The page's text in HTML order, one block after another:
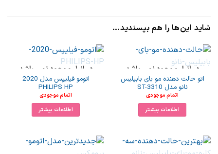
شاید این‌ها را هم بپسندید…
در انبار موجود نمی باشد
اتو حالت دهنده مو بای بابیلیس
نانو مدل ST-3310
اتمام موجودی
اطلاعات بیشتر
در انبار موجود نمی باشد
اتومو فیلیپس مدل 2020
PHILIPS HP
اتمام موجودی
اطلاعات بیشتر